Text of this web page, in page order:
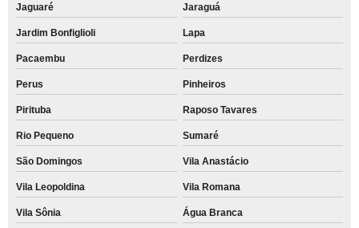
Jaguaré Jaraguá
Jardim Bonfiglioli Lapa
Pacaembu Perdizes
Perus Pinheiros
Pirituba Raposo Tavares
Rio Pequeno Sumaré
São Domingos Vila Anastácio
Vila Leopoldina Vila Romana
Vila Sônia
Água Branca